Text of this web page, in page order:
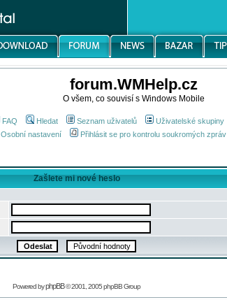
forum.WMHelp.cz
O všem, co souvisí s Windows Mobile
FAQ Hledat Seznam uživatelů Uživatelské skupiny
Osobní nastavení
Přihlásit se pro kontrolu soukromých zpráv
Zašlete mi nové heslo
Powered byphpBB© 2001, 2005 phpBB Group